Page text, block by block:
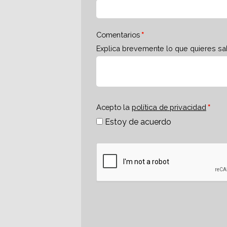
Comentarios
Explica brevemente lo que quieres
Acepto la política de privacidad
Estoy de acuerdo